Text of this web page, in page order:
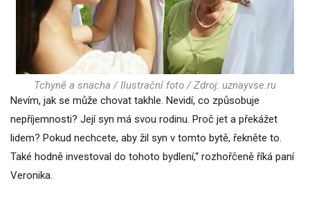
Tchyně a snacha / Ilustrační foto / Zdroj: uznayvse.ru
Nevím, jak se může chovat takhle. Nevidí, co způsobuje
nepříjemnosti? Její syn má svou rodinu. Proč jet a překážet
lidem? Pokud nechcete, aby žil syn v tomto bytě, řekněte to.
Také hodně investoval do tohoto bydlení,“ rozhořčeně říká paní
Veronika.